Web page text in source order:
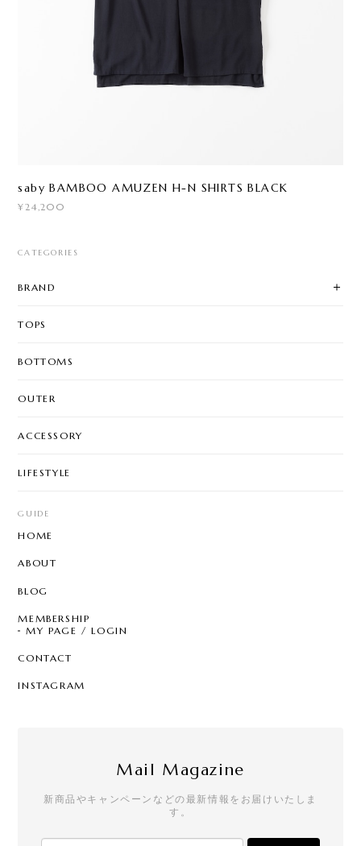
saby BAMBOO AMUZEN H-N SHIRTS BLACK
¥24,200
CATEGORIES
BRAND
TOPS
BOTTOMS
OUTER
ACCESSORY
LIFESTYLE
GUIDE
HOME
ABOUT
BLOG
MEMBERSHIP
MY PAGE / LOGIN
CONTACT
INSTAGRAM
Mail Magazine
新商品やキャンペーンなどの最新情報をお届けいたしま
す。